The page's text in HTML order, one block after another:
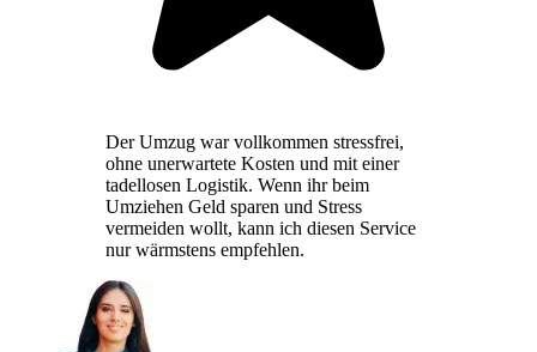
Der Umzug war vollkommen stressfrei,
ohne unerwartete Kosten und mit einer
tadellosen Logistik. Wenn ihr beim
Umziehen Geld sparen und Stress
vermeiden wollt, kann ich diesen Service
nur wärmstens empfehlen.